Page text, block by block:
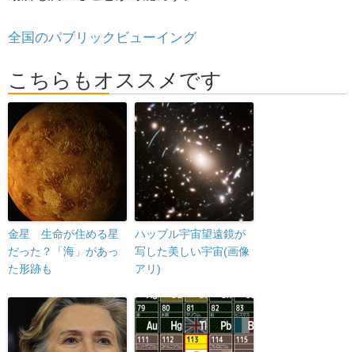
全国のパブリックビューイング
こちらもオススメです
金星 生命が住める星
だった？「海」があっ
た形跡も
ハッブル宇宙望遠鏡が
写した美しい宇宙(画像
アリ)